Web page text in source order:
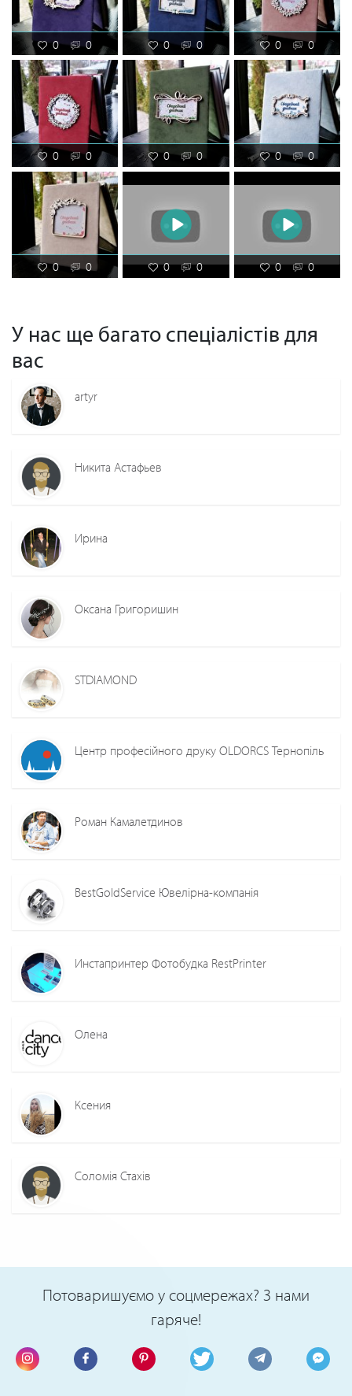
0 0 0 0 0 0
0 0 0 0 0 0
0 0 0 0 0 0
У нас ще багато спеціалістів для
вас
artyr
Никита Астафьев
Ирина
Оксана Григоришин
STDIAMOND
Центр професійного друку OLDORCS Тернопіль
Роман Камалетдинов
BestGoldService Ювелірна-компанія
Инстапринтер Фотобудка RestPrinter
Олена
Ксения
Соломія Стахів
Потоваришуємо у соцмережах? З нами
гаряче!